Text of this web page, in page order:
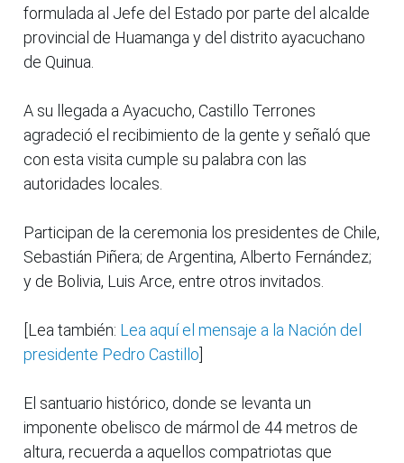
formulada al Jefe del Estado por parte del alcalde
provincial de Huamanga y del distrito ayacuchano
de Quinua.
A su llegada a Ayacucho, Castillo Terrones
agradeció el recibimiento de la gente y señaló que
con esta visita cumple su palabra con las
autoridades locales.
Participan de la ceremonia los presidentes de Chile,
Sebastián Piñera; de Argentina, Alberto Fernández;
y de Bolivia, Luis Arce, entre otros invitados.
[Lea también: Lea aquí el mensaje a la Nación del
presidente Pedro Castillo
El santuario histórico, donde se levanta un
imponente obelisco de mármol de 44 metros de
altura, recuerda a aquellos compatriotas que